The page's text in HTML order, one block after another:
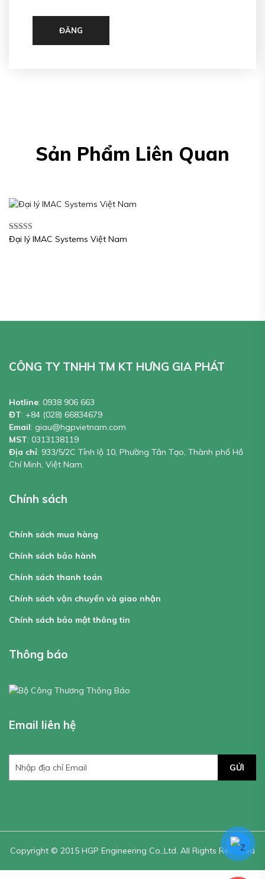
ĐĂNG
Sản Phẩm Liên Quan
Được xếp
Đại lý IMAC Systems Việt Nam
CÔNG TY TNHH TM KT HƯNG GIA PHÁT
Hotline: 0938 906 663
ĐT: +84 (028) 66834679
Email: giau@hgpvietnam.com
MST: 0313138119
Địa chỉ: 933/5/2C Tỉnh lộ 10, Phường Tân Tạo, Thành phố Hồ
Chí Minh, Việt Nam.
Chính sách
Chính sách mua hàng
Chính sách bảo hành
Chính sách thanh toán
Chính sách vận chuyển và giao nhận
Chính sách bảo mật thông tin
Thông báo
Email liên hệ
GỬI
Copyright © 2015 HGP Engineering Co.,Ltd. All Rights Reserved